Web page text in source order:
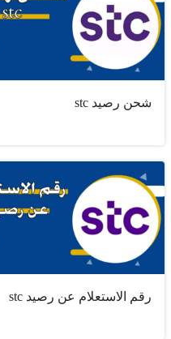
شحن رصيد stc
رقم الاستعلام عن رصيد stc